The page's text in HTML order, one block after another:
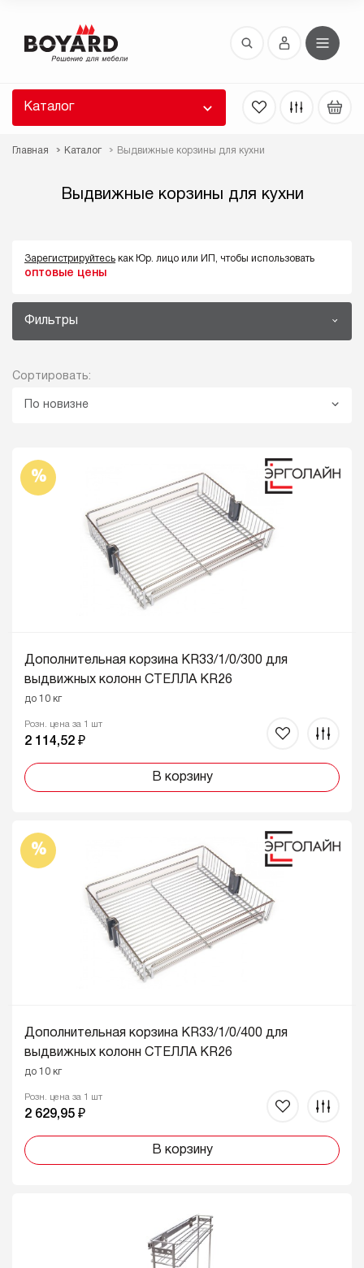
Каталог
Главная Каталог Выдвижные корзины для кухни
Выдвижные корзины для кухни
Зарегистрируйтесь как Юр. лицо или ИП, чтобы использовать
оптовые цены
Фильтры
Сортировать:
По новизне
%
Дополнительная корзина KR33/1/0/300 для
выдвижных колонн СТЕЛЛА KR26
до 10 кг
Розн. цена за 1 шт
2 114,52 ₽
В корзину
%
Дополнительная корзина KR33/1/0/400 для
выдвижных колонн СТЕЛЛА KR26
до 10 кг
Розн. цена за 1 шт
2 629,95 ₽
В корзину
Восстановление пароля
высланы вам по E-Mail.
ссылку для восстановления